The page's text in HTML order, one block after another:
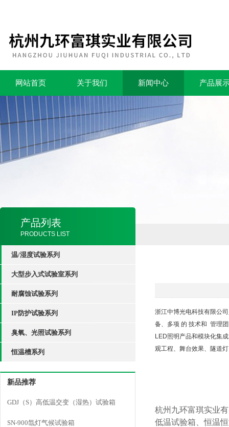
网站首页 关于我们 新闻中心 产品展
产品列表
PRODUCTS LIST
温/湿度试验系列
大型步入式试验室系列
耐腐蚀试验系列
IP防护试验系列
臭氧、光照试验系列
恒温槽系列
新品推荐
GDJ（S）高低温交变（湿热）试验箱
SN-900氙灯气候试验箱
浙江中博光电科技有限公
备、多项 的 技术和 管理
LED照明产品和模块化集
观工程、舞台效果、隧道
杭州九环富琪实业
低温试验箱、恒温